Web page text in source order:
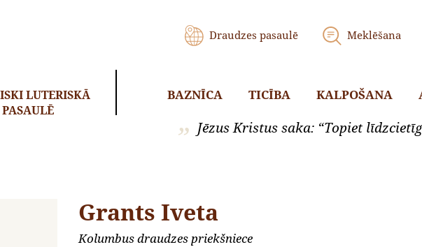
LUTERISKĀ
Draudzes pasaulē Meklēšana
BAZNĪCA TICĪBA KALPOŠANA
Jēzus Kristus saka: “Topiet
Grants Iveta
Kolumbus draudzes priekšniece